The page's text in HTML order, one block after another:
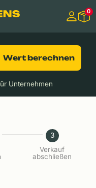
0
Wert berechnen
Unternehmen
3
Verkauf
abschließen